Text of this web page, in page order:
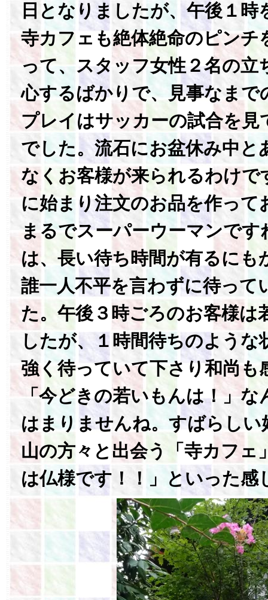
日となりましたが、午後１
寺カフェも絶体絶命のピンチ
って、スタッフ女性２名の立
心するばかりで、見事なまで
プレイはサッカーの試合を見
でした。流石にお盆休み中と
なくお客様が来られるわけで
に始まり注文のお品を作って
まるでスーパーウーマンです
は、長い待ち時間が有るにも
誰一人不平を言わずに待って
た。午後３時ごろのお客様は
したが、１時間待ちのような
強く待っていて下さり和尚も
「今どきの若いもんは！」な
はまりませんね。すばらしい
山の方々と出会う「寺カフェ
は仏様です！！」といった感